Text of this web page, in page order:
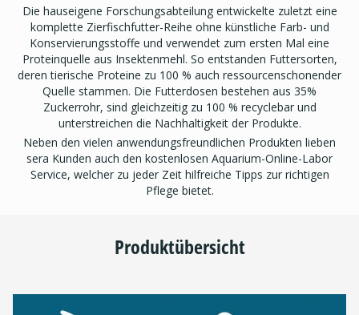
Die hauseigene Forschungsabteilung entwickelte zuletzt eine
komplette Zierfischfutter-Reihe ohne künstliche Farb- und
Konservierungsstoffe und verwendet zum ersten Mal eine
Proteinquelle aus Insektenmehl. So entstanden Futtersorten,
deren tierische Proteine zu 100 % auch ressourcenschonender
Quelle stammen. Die Futterdosen bestehen aus 35%
Zuckerrohr, sind gleichzeitig zu 100 % recyclebar und
unterstreichen die Nachhaltigkeit der Produkte.
Neben den vielen anwendungsfreundlichen Produkten lieben
sera Kunden auch den kostenlosen Aquarium-Online-Labor
Service, welcher zu jeder Zeit hilfreiche Tipps zur richtigen
Pflege bietet.
Produktübersicht